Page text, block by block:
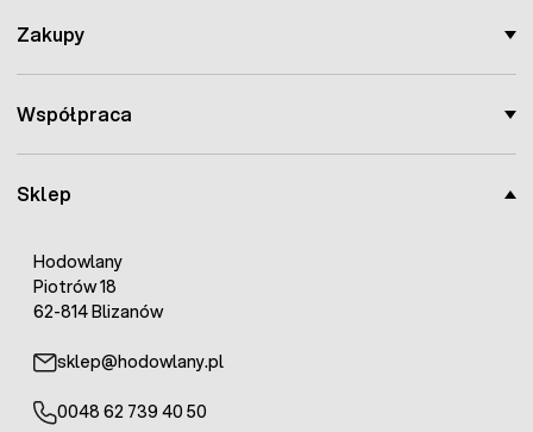
Sklep
Hodowlany
Piotrów 18
62-814 Blizanów
sklep@hodowlany.pl
0048 62 739 40 50
Zakupy
Współpraca